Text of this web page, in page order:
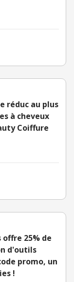
réduc au plus
à cheveux
Coiffure
25% de
d'outils
promo, un
!